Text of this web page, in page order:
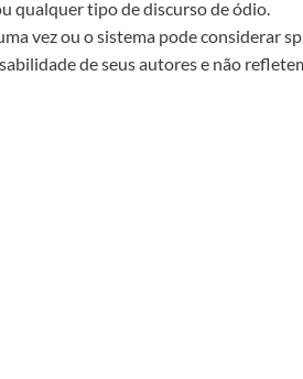
qualquer tipo de discurso de ódio.
vez ou o sistema pode considerar
de seus autores e não